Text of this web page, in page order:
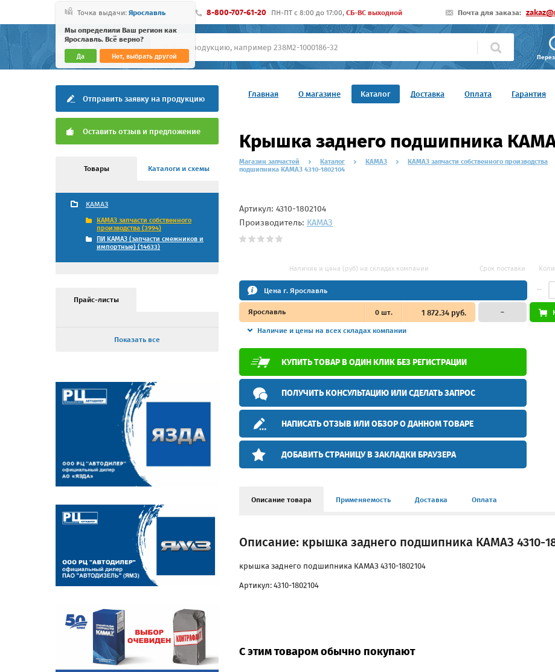
Точка выдачи: Ярославль
Мы определили Ваш регион как
Ярославль. Всё верно?
Да Нет, выбрать другой
8-800-707-61-20 ПН-ПТ c 8:00 до 17:00, СБ-ВС выходной Почта для заказа:
Главная О магазине Каталог Доставка Оплата Гарантия
Отправить заявку на продукцию
Оставить отзыв и предложение
Товары Каталоги и схемы
КАМАЗ
КАМАЗ запчасти собственного
производства (3994)
ПИ КАМАЗ (запчасти смежников и
импортные) (14633)
Прайс-листы
Показать все
Крышка заднего подшипника
Магазин запчастей Каталог КАМАЗ КАМАЗ запчасти собственного производства
подшипника КАМАЗ 4310-1802104
Артикул: 4310-1802104
Производитель: КАМАЗ
Наличие и цена (руб) на складах компании Срок поставки
Цена г. Ярославль
Ярославль 0шт. 1 872.34 руб.
Наличие и цены на всех складах компании
–
КУПИТЬ ТОВАР В ОДИН КЛИК БЕЗ РЕГИСТРАЦИИ
ПОЛУЧИТЬ КОНСУЛЬТАЦИЮ ИЛИ СДЕЛАТЬ ЗАПРОС
НАПИСАТЬ ОТЗЫВ ИЛИ ОБЗОР О ДАННОМ ТОВАРЕ
ДОБАВИТЬ СТРАНИЦУ В ЗАКЛАДКИ БРАУЗЕРА
Описание товара Применяемость Доставка Оплата
Описание: крышка заднего подшипника КАМАЗ 4310-
крышка заднего подшипника КАМАЗ 4310-1802104
Артикул: 4310-1802104
С этим товаром обычно покупают